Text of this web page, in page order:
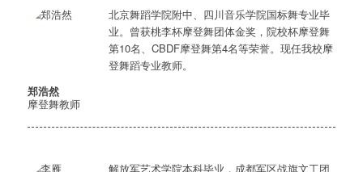
北京舞蹈学院附中、四川音乐学院国标舞专业毕
业。曾获桃李杯摩登舞团体金奖，院校杯摩登舞
第10名、CBDF摩登舞第4名等荣誉。现任我校摩
登舞蹈专业教师。
郑浩然
摩登舞教师
解放军艺术学院本科毕业，成都军区战旗文工团